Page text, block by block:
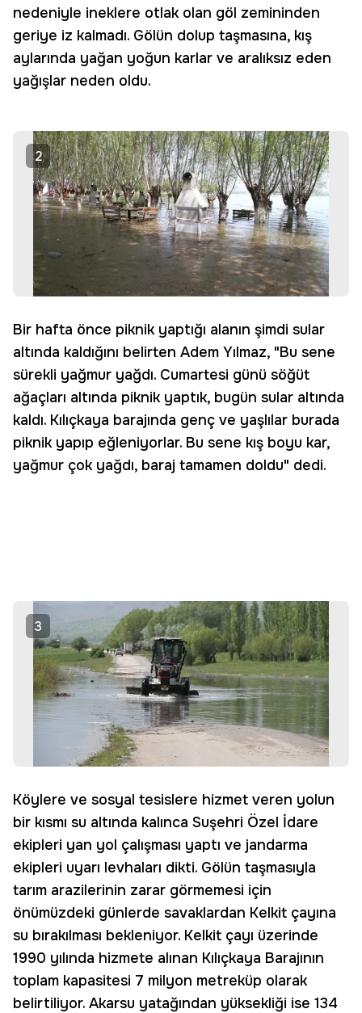
nedeniyle ineklere otlak olan göl zemininden
geriye iz kalmadı. Gölün dolup taşmasına, kış
aylarında yağan yoğun karlar ve aralıksız eden
yağışlar neden oldu.
2
Bir hafta önce piknik yaptığı alanın şimdi sular
altında kaldığını belirten Adem Yılmaz, "Bu sene
sürekli yağmur yağdı. Cumartesi günü söğüt
ağaçları altında piknik yaptık, bugün sular altında
kaldı. Kılıçkaya barajında genç ve yaşlılar burada
piknik yapıp eğleniyorlar. Bu sene kış boyu kar,
yağmur çok yağdı, baraj tamamen doldu" dedi.
3
Köylere ve sosyal tesislere hizmet veren yolun
bir kısmı su altında kalınca Suşehri Özel İdare
ekipleri yan yol çalışması yaptı ve jandarma
ekipleri uyarı levhaları dikti. Gölün taşmasıyla
tarım arazilerinin zarar görmemesi için
önümüzdeki günlerde savaklardan Kelkit çayına
su bırakılması bekleniyor. Kelkit çayı üzerinde
1990 yılında hizmete alınan Kılıçkaya Barajının
toplam kapasitesi 7 milyon metreküp olarak
belirtiliyor. Akarsu yatağından yüksekliği ise 134